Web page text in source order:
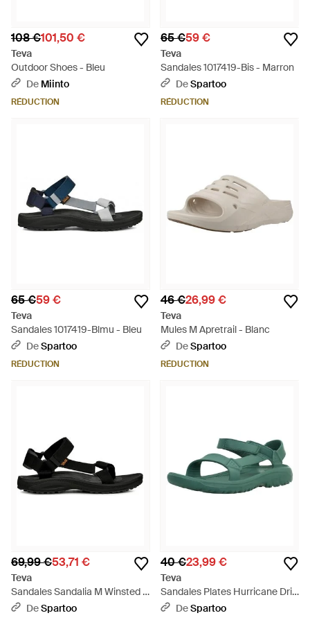
108 €101,50 €
Teva
Outdoor Shoes - Bleu
De Miinto
RÉDUCTION
65 €59 €
Teva
Sandales 1017419-Bis - Marron
DeSpartoo
RÉDUCTION
65 €59 €
Teva
Sandales 1017419-Blmu - Bleu
DeSpartoo
RÉDUCTION
46 €26,99 €
Teva
Mules M Apretrail - Blanc
DeSpartoo
RÉDUCTION
69,99 €53,71 €
Teva
Sandales Sandalia M Winsted -
NoirDeSpartoo
40 €23,99 €
Teva
Sandales Plates Hurricane Drift
- Vert
DeSpartoo